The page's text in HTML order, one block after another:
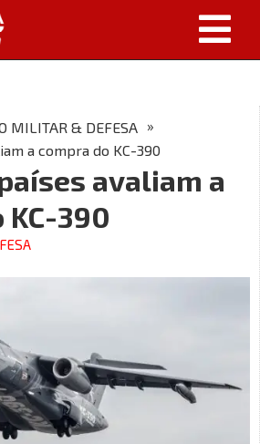
MILITAR & DEFESA »
a compra do KC-390
avaliam a
KC-390